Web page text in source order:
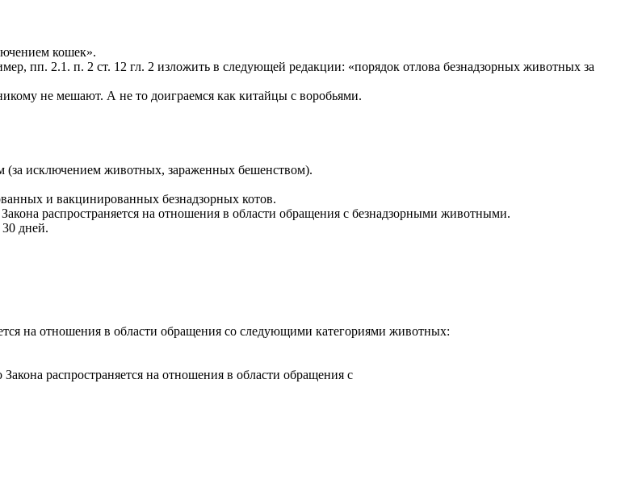
кошек».
пп. 2.1. п. 2 ст. 12 гл. 2 изложить в следующей редакции: «порядок отлова безнадзорных животных за
не мешают. А не то доиграемся как китайцы с воробьями.
(за исключением животных, зараженных бешенством).
и вакцинированных безнадзорных котов.
распространяется на отношения в области обращения с безнадзорными животными.
дней.
на отношения в области обращения со следующими категориями животных:
распространяется на отношения в области обращения с